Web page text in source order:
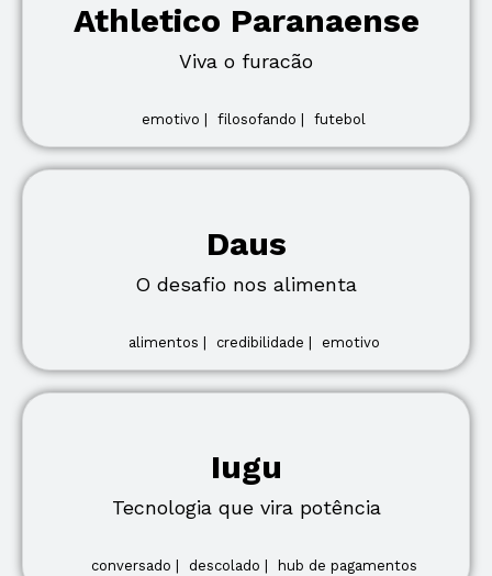
Athletico Paranaense
Viva o furacão
emotivo | filosofando | futebol
Daus
O desafio nos alimenta
alimentos | credibilidade | emotivo
Iugu
Tecnologia que vira potência
conversado | descolado | hub de pagamentos